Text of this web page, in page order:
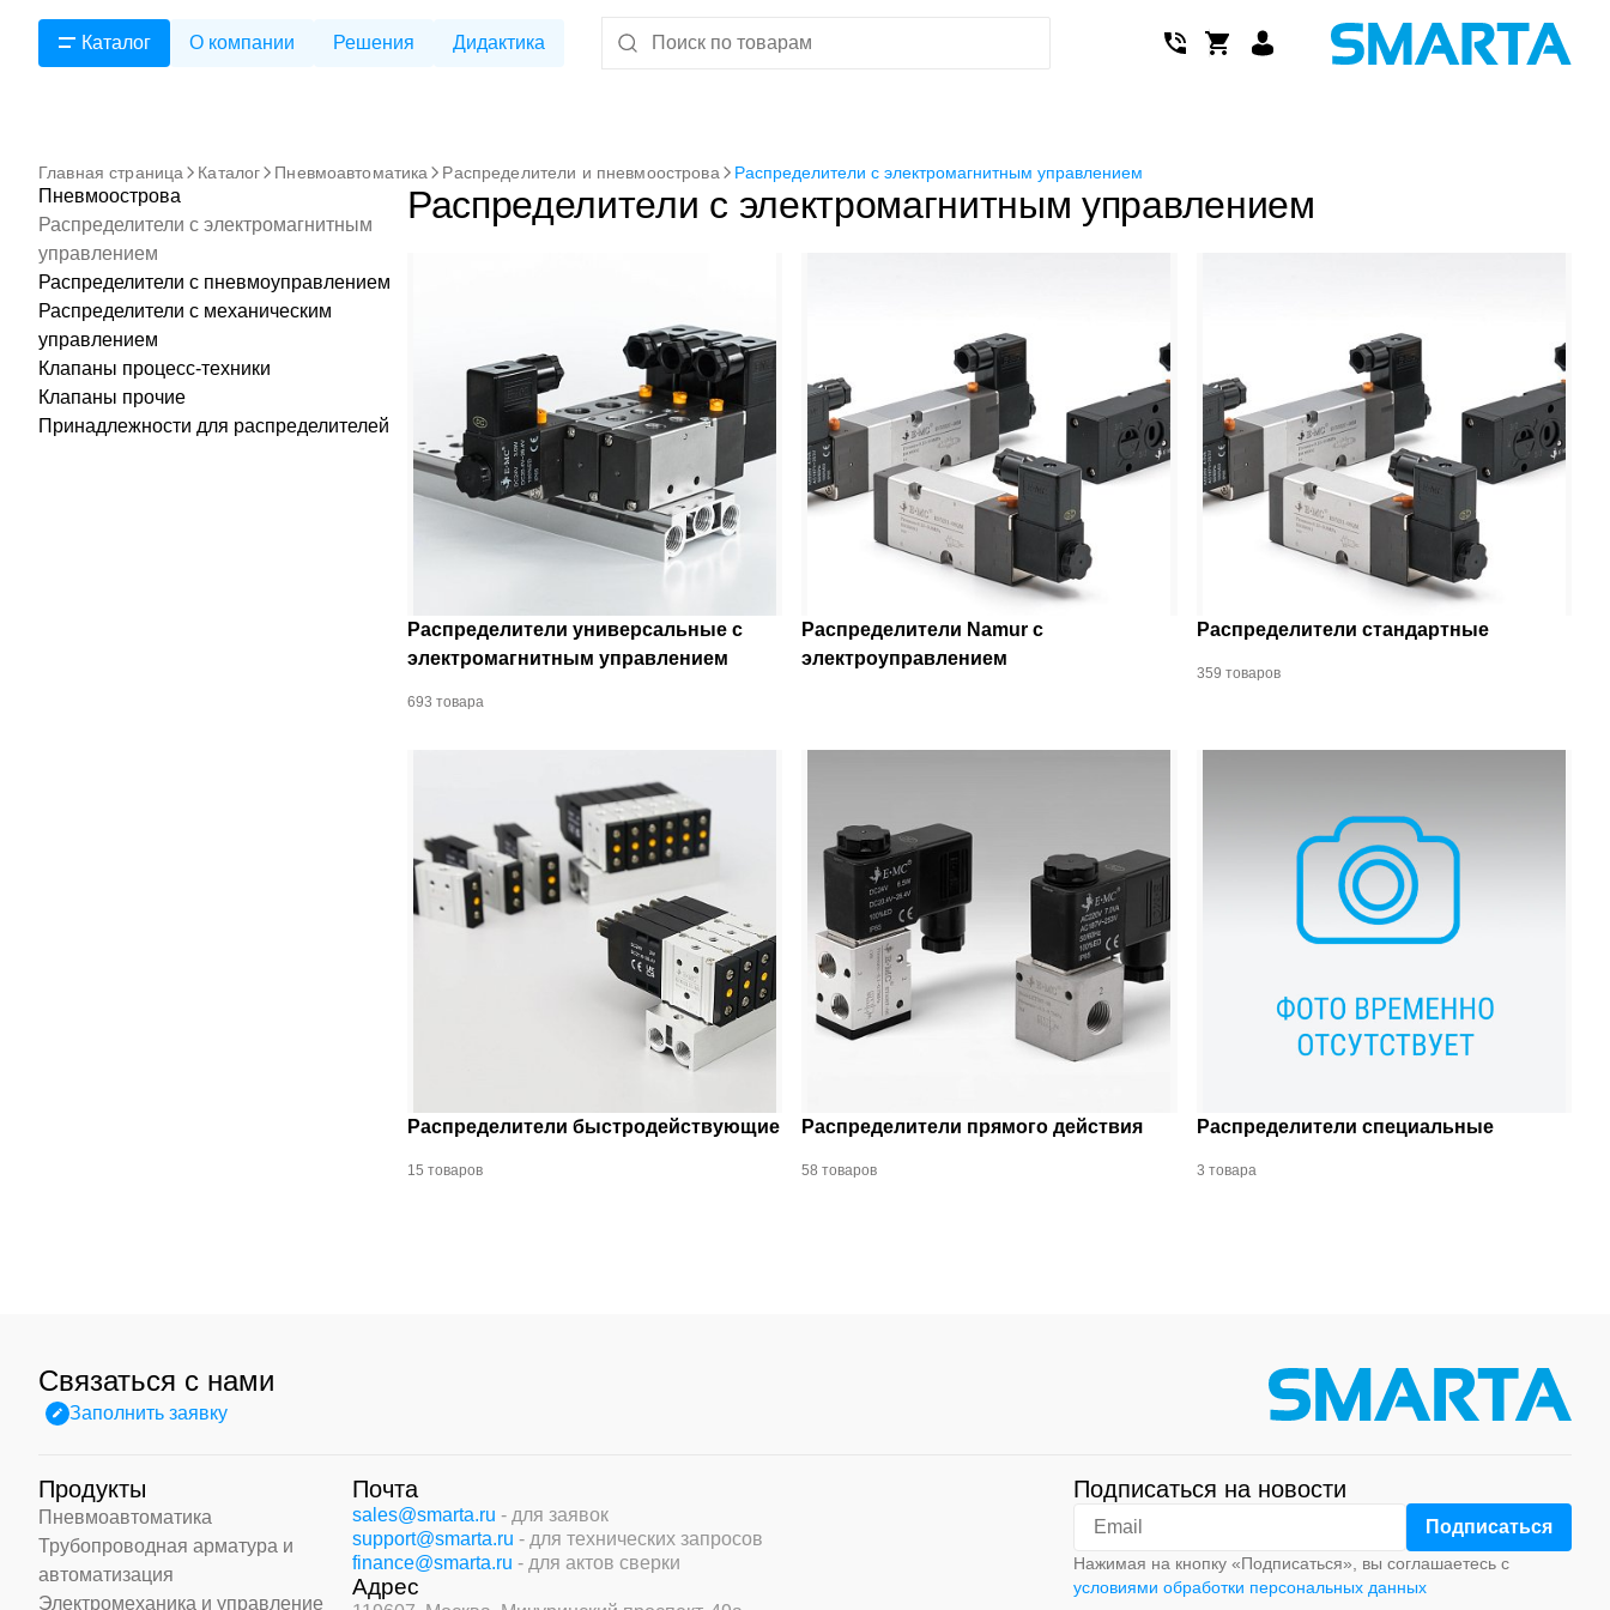
Каталог О компании Решения Дидактика
Главная страница Каталог Пневмоавтоматика Распределители и пневмоострова Распределители с электромагнитным управлением
Пневмоострова
Распределители с электромагнитным
управлением
Распределители с пневмоуправлением
Распределители с механическим
управлением
Клапаны процесс-техники
Клапаны прочие
Принадлежности для распределителей
Распределители с электромагнитным управлением
Распределители универсальные с
электромагнитным управлением
693 товара
Распределители Namur с
электроуправлением
Распределители стандартные
359 товаров
Распределители быстродействующие
15 товаров
Распределители прямого действия
58 товаров
Распределители специальные
3 товара
Связаться с нами
Заполнить заявку
Продукты
Пневмоавтоматика
Трубопроводная арматура и
автоматизация
Электромеханика и управление
Почта
sales@smarta.ru - для заявок
support@smarta.ru - для технических запросов
finance@smarta.ru - для актов сверки
Адрес
Подписаться на новости
Нажимая на кнопку «Подписаться», вы соглашаетесь с
условиями обработки персональных данных